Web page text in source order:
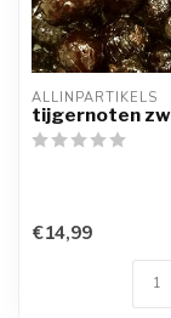
ALLINPARTIKELS
tijgernoten
€14,99